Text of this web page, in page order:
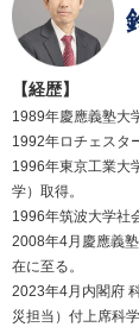
【経歴】
1989年慶應義塾大
1992年ロチェスタ
1996年東京工業大
学）取得。
1996年筑波大学社
2008年4月慶應義
在に至る。
2023年4月内閣府
災担当）付上席科